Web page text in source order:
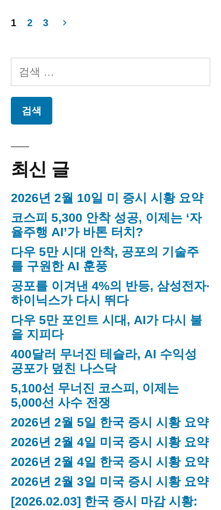
10
오
독
운
동
가
이
김
1 2 3
검
색:
최신 글
2026년 2월 10일 미 증시 시황 요약
코스피 5,300 안착 성공, 이제는 ‘자
율주행 AI’가 바톤 터치?
다우 5만 시대 안착, 공포의 기술주
를 구원한 AI 훈풍
공포를 이겨낸 4%의 반등, 삼성전자·
하이닉스가 다시 뛰다
다우 5만 포인트 시대, AI가 다시 불
을 지피다
400달러 무너진 테슬라, AI 수익성
공포가 덮친 나스닥
5,100선 무너진 코스피, 이제는
5,000선 사수 전쟁
2026년 2월 5일 한국 증시 시황 요약
2026년 2월 4일 미국 증시 시황 요약
2026년 2월 4일 한국 증시 시황 요약
2026년 2월 3일 미국 증시 시황 요약
[2026.02.03] 한국 증시 마감 시황: